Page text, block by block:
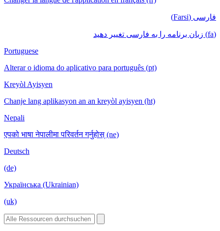
فارسی (Farsi)
(fa) زبان برنامه را به فارسی تغییر دهید
Portuguese
Alterar o idioma do aplicativo para português (pt)
Kreyòl Ayisyen
Chanje lang aplikasyon an an kreyòl ayisyen (ht)
Nepali
एपको भाषा नेपालीमा परिवर्तन गर्नुहोस् (ne)
Deutsch
(de)
Українська (Ukrainian)
(uk)